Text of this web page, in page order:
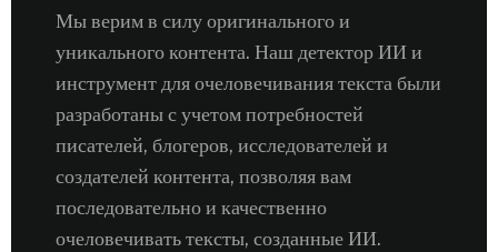
Мы верим в силу оригинального и
уникального контента. Наш детектор ИИ и
инструмент для очеловечивания текста были
разработаны с учетом потребностей
писателей, блогеров, исследователей и
создателей контента, позволяя вам
последовательно и качественно
очеловечивать тексты, созданные ИИ.